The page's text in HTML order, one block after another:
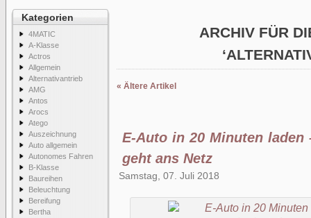
Kategorien
4MATIC
A-Klasse
Actros
Allgemein
Alternativantrieb
AMG
Antos
Arocs
Atego
Auszeichnung
Auto allgemein
Autonomes Fahren
B-Klasse
Baureihen
Beleuchtung
Bereifung
Bertha
ARCHIV FÜR
« Ältere Artikel
E-Auto in 20 Minuten laden
geht ans Netz
Samstag, 07. Juli 2018